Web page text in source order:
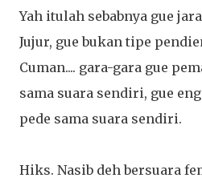
Yah itulah sebabnya gue
Jujur, gue bukan tipe
Cuman.... gara-gara gue
sama suara sendiri, gue
pede sama suara sendiri.
Hiks. Nasib deh bersuara